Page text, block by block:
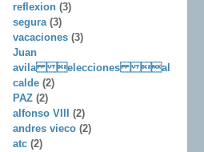
reflexion (3)
segura (3)
vacaciones (3)
Juan
avila elecciones al
calde (2)
PAZ (2)
alfonso VIII (2)
andres vieco (2)
atc (2)